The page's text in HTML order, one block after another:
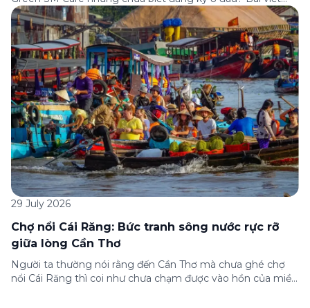
dưới đây sẽ hướng dẫn chi tiết cách tham gia (và hủy tham
gia) gói bảo hiểm này ngay trên ứng dụng Green SM, cùng
những lưu ý quan trọng trước khi […]
29 July 2026
Chợ nổi Cái Răng: Bức tranh sông nước rực rỡ
giữa lòng Cần Thơ
Người ta thường nói rằng đến Cần Thơ mà chưa ghé chợ
nổi Cái Răng thì coi như chưa chạm được vào hồn của miền